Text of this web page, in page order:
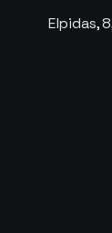
Elpidas,